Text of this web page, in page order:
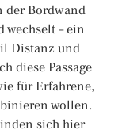
der Bordwand
– ein
Distanz und
diese Passage
für Erfahrene,
wollen.
sich hier